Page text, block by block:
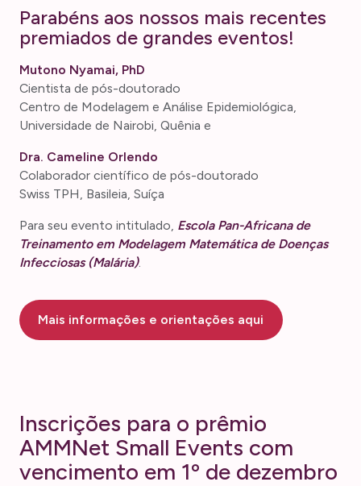
Parabéns aos nossos mais recentes
premiados de grandes eventos!
Mutono Nyamai, PhD
Cientista de pós-doutorado
Centro de Modelagem e Análise Epidemiológica,
Universidade de Nairobi, Quênia e
Dra. Cameline Orlendo
Colaborador científico de pós-doutorado
Swiss TPH, Basileia, Suíça
Para seu evento intitulado, Escola Pan-Africana de
Treinamento em Modelagem Matemática de Doenças
Infecciosas (Malária).
Mais informações e orientações aqui
Inscrições para o prêmio
AMMNet Small Events com
vencimento em 1º de dezembro